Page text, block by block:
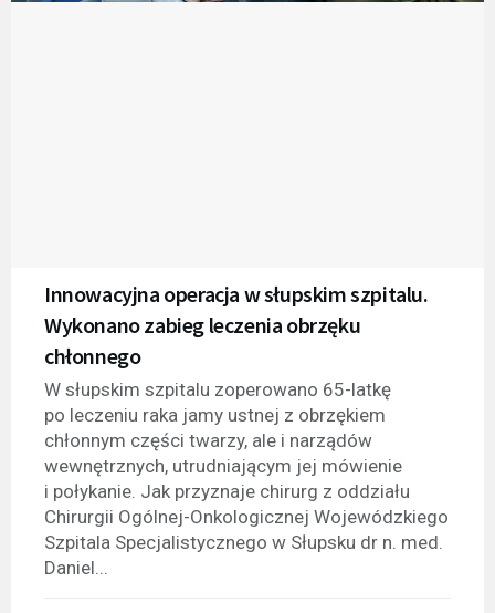
Innowacyjna operacja w słupskim szpitalu.
Wykonano zabieg leczenia obrzęku
chłonnego
W słupskim szpitalu zoperowano 65-latkę
po leczeniu raka jamy ustnej z obrzękiem
chłonnym części twarzy, ale i narządów
wewnętrznych, utrudniającym jej mówienie
i połykanie. Jak przyznaje chirurg z oddziału
Chirurgii Ogólnej-Onkologicznej Wojewódzkiego
Szpitala Specjalistycznego w Słupsku dr n. med.
Daniel...